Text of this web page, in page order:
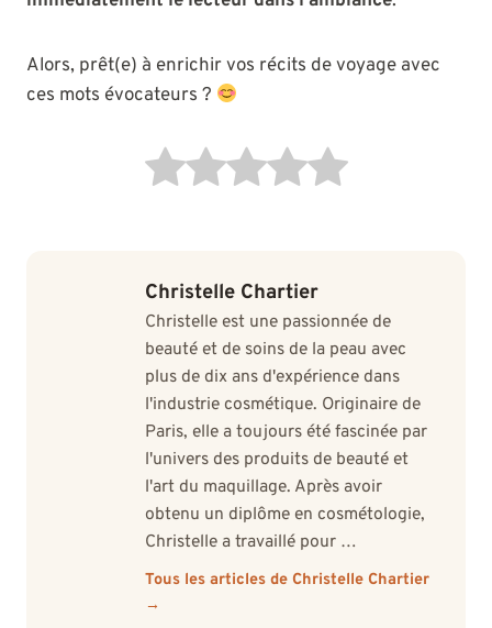
Alors, prêt(e) à enrichir vos récits de voyage avec
ces mots évocateurs ?
Christelle Chartier
Christelle est une passionnée de
beauté et de soins de la peau avec
plus de dix ans d'expérience dans
l'industrie cosmétique. Originaire de
Paris, elle a toujours été fascinée par
l'univers des produits de beauté et
l'art du maquillage. Après avoir
obtenu un diplôme en cosmétologie,
Christelle a travaillé pour …
Tous les articles de Christelle Chartier
→